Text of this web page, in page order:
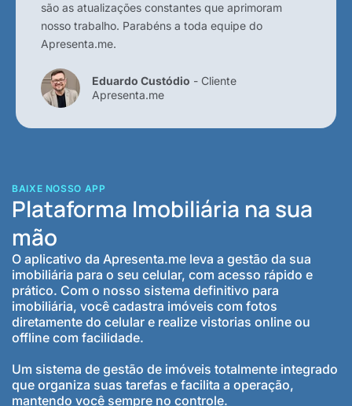
são as atualizações constantes que aprimoram
nosso trabalho. Parabéns a toda equipe do
Apresenta.me.
Eduardo Custódio - Cliente
Apresenta.me
BAIXE NOSSO APP
Plataforma Imobiliária na sua
mão
O aplicativo da Apresenta.me leva a gestão da sua
imobiliária para o seu celular, com acesso rápido e
prático. Com o nosso sistema definitivo para
imobiliária, você cadastra imóveis com fotos
diretamente do celular e realize vistorias online ou
offline com facilidade.
Um sistema de gestão de imóveis totalmente integrado
que organiza suas tarefas e facilita a operação,
mantendo você sempre no controle.